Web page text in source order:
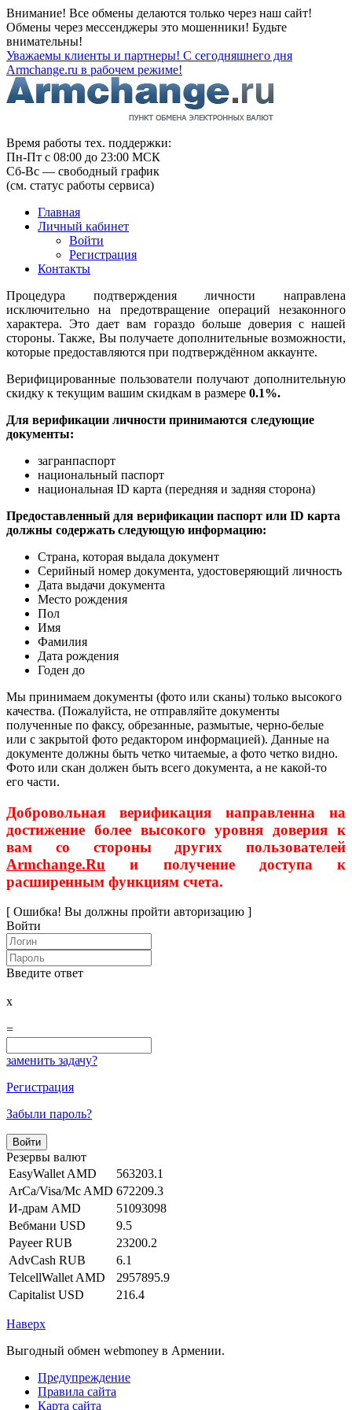
Внимание! Все обмены делаются только через наш сайт!
Обмены через мессенджеры это мошенники! Будьте
внимательны!
Уважаемы клиенты и партнеры! С сегодняшнего дня
Armchange.ru в рабочем режиме!
Время работы тех. поддержки:
Пн-Пт с 08:00 до 23:00 МСК
Сб-Вс — свободный график
(см. статус работы сервиса)
Главная
Личный кабинет
Войти
Регистрация
Контакты
Процедура подтверждения личности направлена
исключительно на предотвращение операций незаконного
характера. Это дает вам гораздо больше доверия с нашей
стороны. Также, Вы получаете дополнительные возможности,
которые предоставляются при подтверждённом аккаунте.
Верифицированные пользователи получают дополнительную
скидку к текущим вашим скидкам в размере 0.1%.
Для верификации личности принимаются следующие
документы:
загранпаспорт
национальный паспорт
национальная ID карта (передняя и задняя сторона)
Предоставленный для верификации паспорт или ID карта
должны содержать следующую информацию:
Страна, которая выдала документ
Серийный номер документа, удостоверяющий личность
Дата выдачи документа
Место рождения
Пол
Имя
Фамилия
Дата рождения
Годен до
Мы принимаем документы (фото или сканы) только высокого
качества. (Пожалуйста, не отправляйте документы
полученные по факсу, обрезанные, размытые, черно-белые
или с закрытой фото редактором информацией). Данные на
документе должны быть четко читаемые, а фото четко видно.
Фото или скан должен быть всего документа, а не какой-то
его части.
Добровольная верификация направленна на
достижение более высокого уровня доверия к
вам со стороны других пользователей
Armchange.Ru и получение доступа к
расширенным функциям счета.
[ Ошибка! Вы должны пройти авторизацию ]
Войти
Введите ответ
x
=
заменить задачу?
Регистрация
Забыли пароль?
Резервы валют
EasyWallet AMD
563203.1
ArCa/Visa/Mc AMD 672209.3
И-драм AMD
51093098
Вебмани USD
9.5
Payeer RUB
23200.2
AdvCash RUB
6.1
TelcellWallet AMD
2957895.9
Capitalist USD
216.4
Наверх
Выгодный обмен webmoney в Армении.
Предупреждение
Правила сайта
Карта сайта